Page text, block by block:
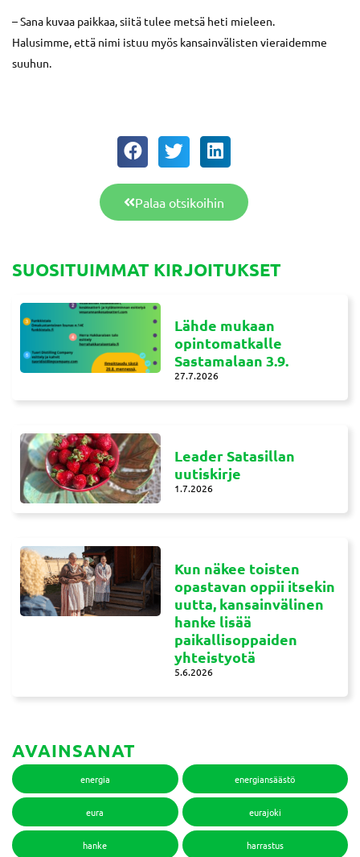
– Sana kuvaa paikkaa, siitä tulee metsä heti mieleen.
Halusimme, että nimi istuu myös kansainvälisten vieraidemme
suuhun.
Palaa otsikoihin
SUOSITUIMMAT KIRJOITUKSET
Lähde mukaan
opintomatkalle
Sastamalaan 3.9.
27.7.2026
Leader Satasillan
uutiskirje
1.7.2026
Kun näkee toisten
opastavan oppii itsekin
uutta, kansainvälinen
hanke lisää
paikallisoppaiden
yhteistyotä
5.6.2026
AVAINSANAT
energia energiansäästö
eura eurajoki
hanke harrastus